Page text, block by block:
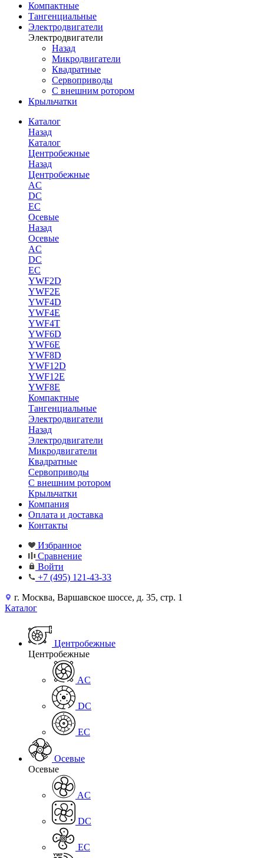
Компактные
Тангенциальные
Электродвигатели
Электродвигатели
Назад
Микродвигатели
Квадратные
Сервоприводы
С внешним ротором
Крыльчатки
Каталог
Назад
Каталог
Центробежные
Назад
Центробежные
AC
DC
EC
Осевые
Назад
Осевые
AC
DC
EC
YWF2D
YWF2E
YWF4D
YWF4E
YWF4T
YWF6D
YWF6E
YWF8D
YWF12D
YWF12E
YWF8E
Компактные
Тангенциальные
Электродвигатели
Назад
Электродвигатели
Микродвигатели
Квадратные
Сервоприводы
С внешним ротором
Крыльчатки
Компания
Оплата и доставка
Контакты
Избранное
Сравнение
Войти
+7 (495) 121-43-33
г. Москва, Варшавское шоссе, д. 35, стр. 1
Каталог
Центробежные
Центробежные
AC
DC
EC
Осевые
Осевые
AC
DC
EC